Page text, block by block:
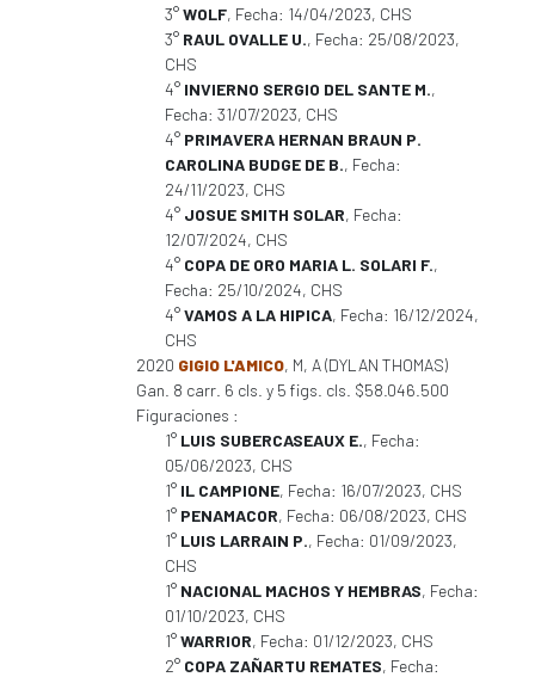
3°WOLF, Fecha: 14/04/2023, CHS
3° RAUL OVALLE U., Fecha: 25/08/2023,
CHS
4° INVIERNO SERGIO DEL SANTE M.,
Fecha: 31/07/2023, CHS
4° PRIMAVERA HERNAN BRAUN P.
CAROLINA BUDGE DE B., Fecha:
24/11/2023, CHS
4° JOSUE SMITH SOLAR, Fecha:
12/07/2024, CHS
4° COPA DE ORO MARIA L. SOLARI F.,
Fecha: 25/10/2024, CHS
4°VAMOS A LA HIPICA, Fecha: 16/12/2024,
CHS
2020 GIGIO L'AMICO, M, A (DYLAN THOMAS)
Gan. 8 carr. 6 cls. y 5 figs. cls. $58.046.500
Figuraciones :
1° LUIS SUBERCASEAUX E., Fecha:
05/06/2023, CHS
1° IL CAMPIONE, Fecha: 16/07/2023, CHS
1° PENAMACOR, Fecha: 06/08/2023, CHS
1° LUIS LARRAIN P., Fecha: 01/09/2023,
CHS
1° NACIONAL MACHOS Y HEMBRAS, Fecha:
01/10/2023, CHS
1°WARRIOR, Fecha: 01/12/2023, CHS
2° COPA ZAÑARTU REMATES, Fecha: